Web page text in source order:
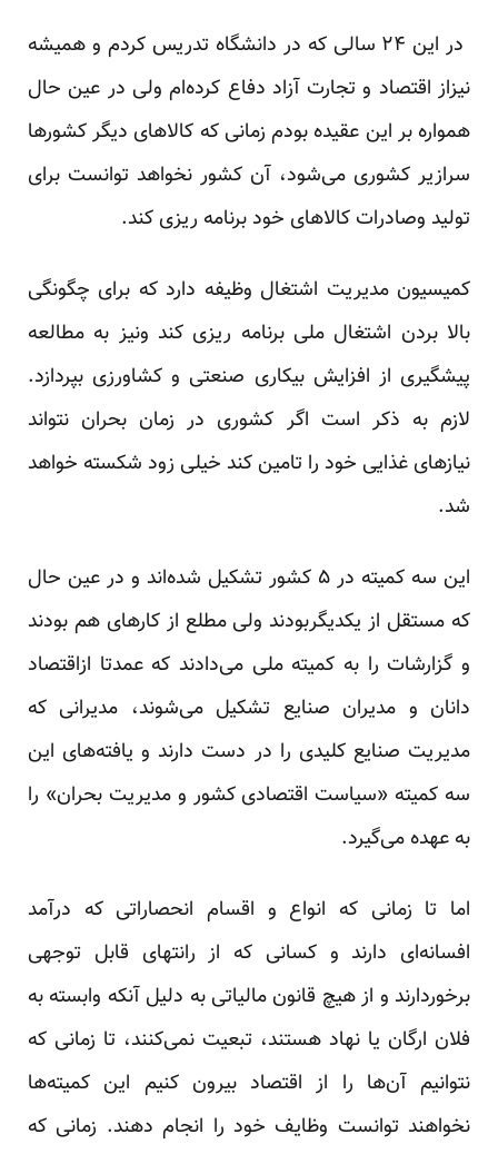
در این ۲۴ سالی که در دانشگاه تدریس کردم و همیشه
نیزاز اقتصاد و تجارت آزاد دفاع کرده‌ام ولی در عین حال
همواره بر این عقیده بودم زمانی که کالاهای دیگر کشور‌ها
سرازیر کشوری می‌شود، آن کشور نخواهد توانست برای
تولید وصادرات کالاهای خود برنامه ریزی کند.
کمیسیون مدیریت اشتغال وظیفه دارد که برای چگونگی
بالا بردن اشتغال ملی برنامه ریزی کند ونیز به مطالعه
پیشگیری از افزایش بیکاری صنعتی و کشاورزی بپردازد.
لازم به ذکر است اگر کشوری در زمان بحران نتواند
نیازهای غذایی خود را تامین کند خیلی زود شکسته خواهد
شد.
این سه کمیته در ۵ کشور تشکیل شده‌اند و در عین حال
که مستقل از یکدیگربودند ولی مطلع از کارهای هم بودند
و گزارشات را به کمیته ملی می‌دادند که عمدتا ازاقتصاد
دانان و مدیران صنایع تشکیل می‌شوند، مدیرانی که
مدیریت صنایع کلیدی را در دست دارند و یافته‌های این
سه کمیته «سیاست اقتصادی کشور و مدیریت بحران» را
به عهده می‌گیرد.
اما تا زمانی که انواع و اقسام انحصاراتی که درآمد
افسانه‌ای دارند و کسانی که از رانتهای قابل توجهی
برخوردارند و از هیچ قانون مالیاتی به دلیل آنکه وابسته به
فلان ارگان یا نهاد هستند، تبعیت نمی‌کنند، تا زمانی که
نتوانیم آن‌ها را از اقتصاد بیرون کنیم این کمیته‌ها
نخواهند توانست وظایف خود را انجام دهند. زمانی که